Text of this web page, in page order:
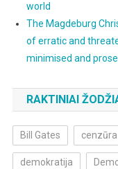
world
The Magdeburg
of erratic and
minimised and
RAKTINIAI
Bill Gates cenzūra
demokratija